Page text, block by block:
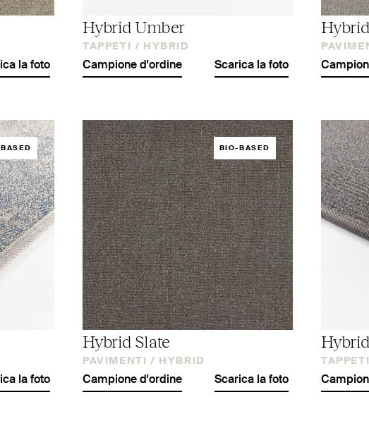
la foto
Hybrid Umber
TAPPETI / HYBRID
Campione d'ordine Scarica la foto
la foto
BIO-BASED
Hybrid Slate
PAVIMENTI / HYBRID
Campione d'ordine Scarica la foto